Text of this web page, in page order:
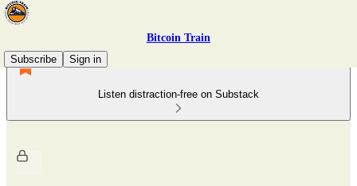
Bitcoin Train
Subscribe
Sign in
Listen distraction-free on Substack